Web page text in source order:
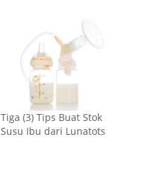
Tiga (3) Tips Buat Stok
Susu Ibu dari Lunatots